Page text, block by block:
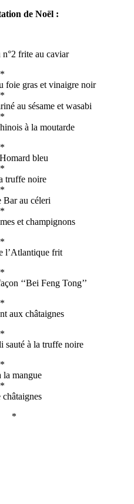
de Noël :
frite au caviar
*
foie gras et vinaigre noir
*
au sésame et wasabi
*
à la moutarde
*
bleu
*
truffe noire
*
Bar au céleri
*
et champignons
*
l’Atlantique frit
*
‘‘Bei Feng Tong’’
*
aux châtaignes
*
à la truffe noire
*
la mangue
*
châtaignes
*